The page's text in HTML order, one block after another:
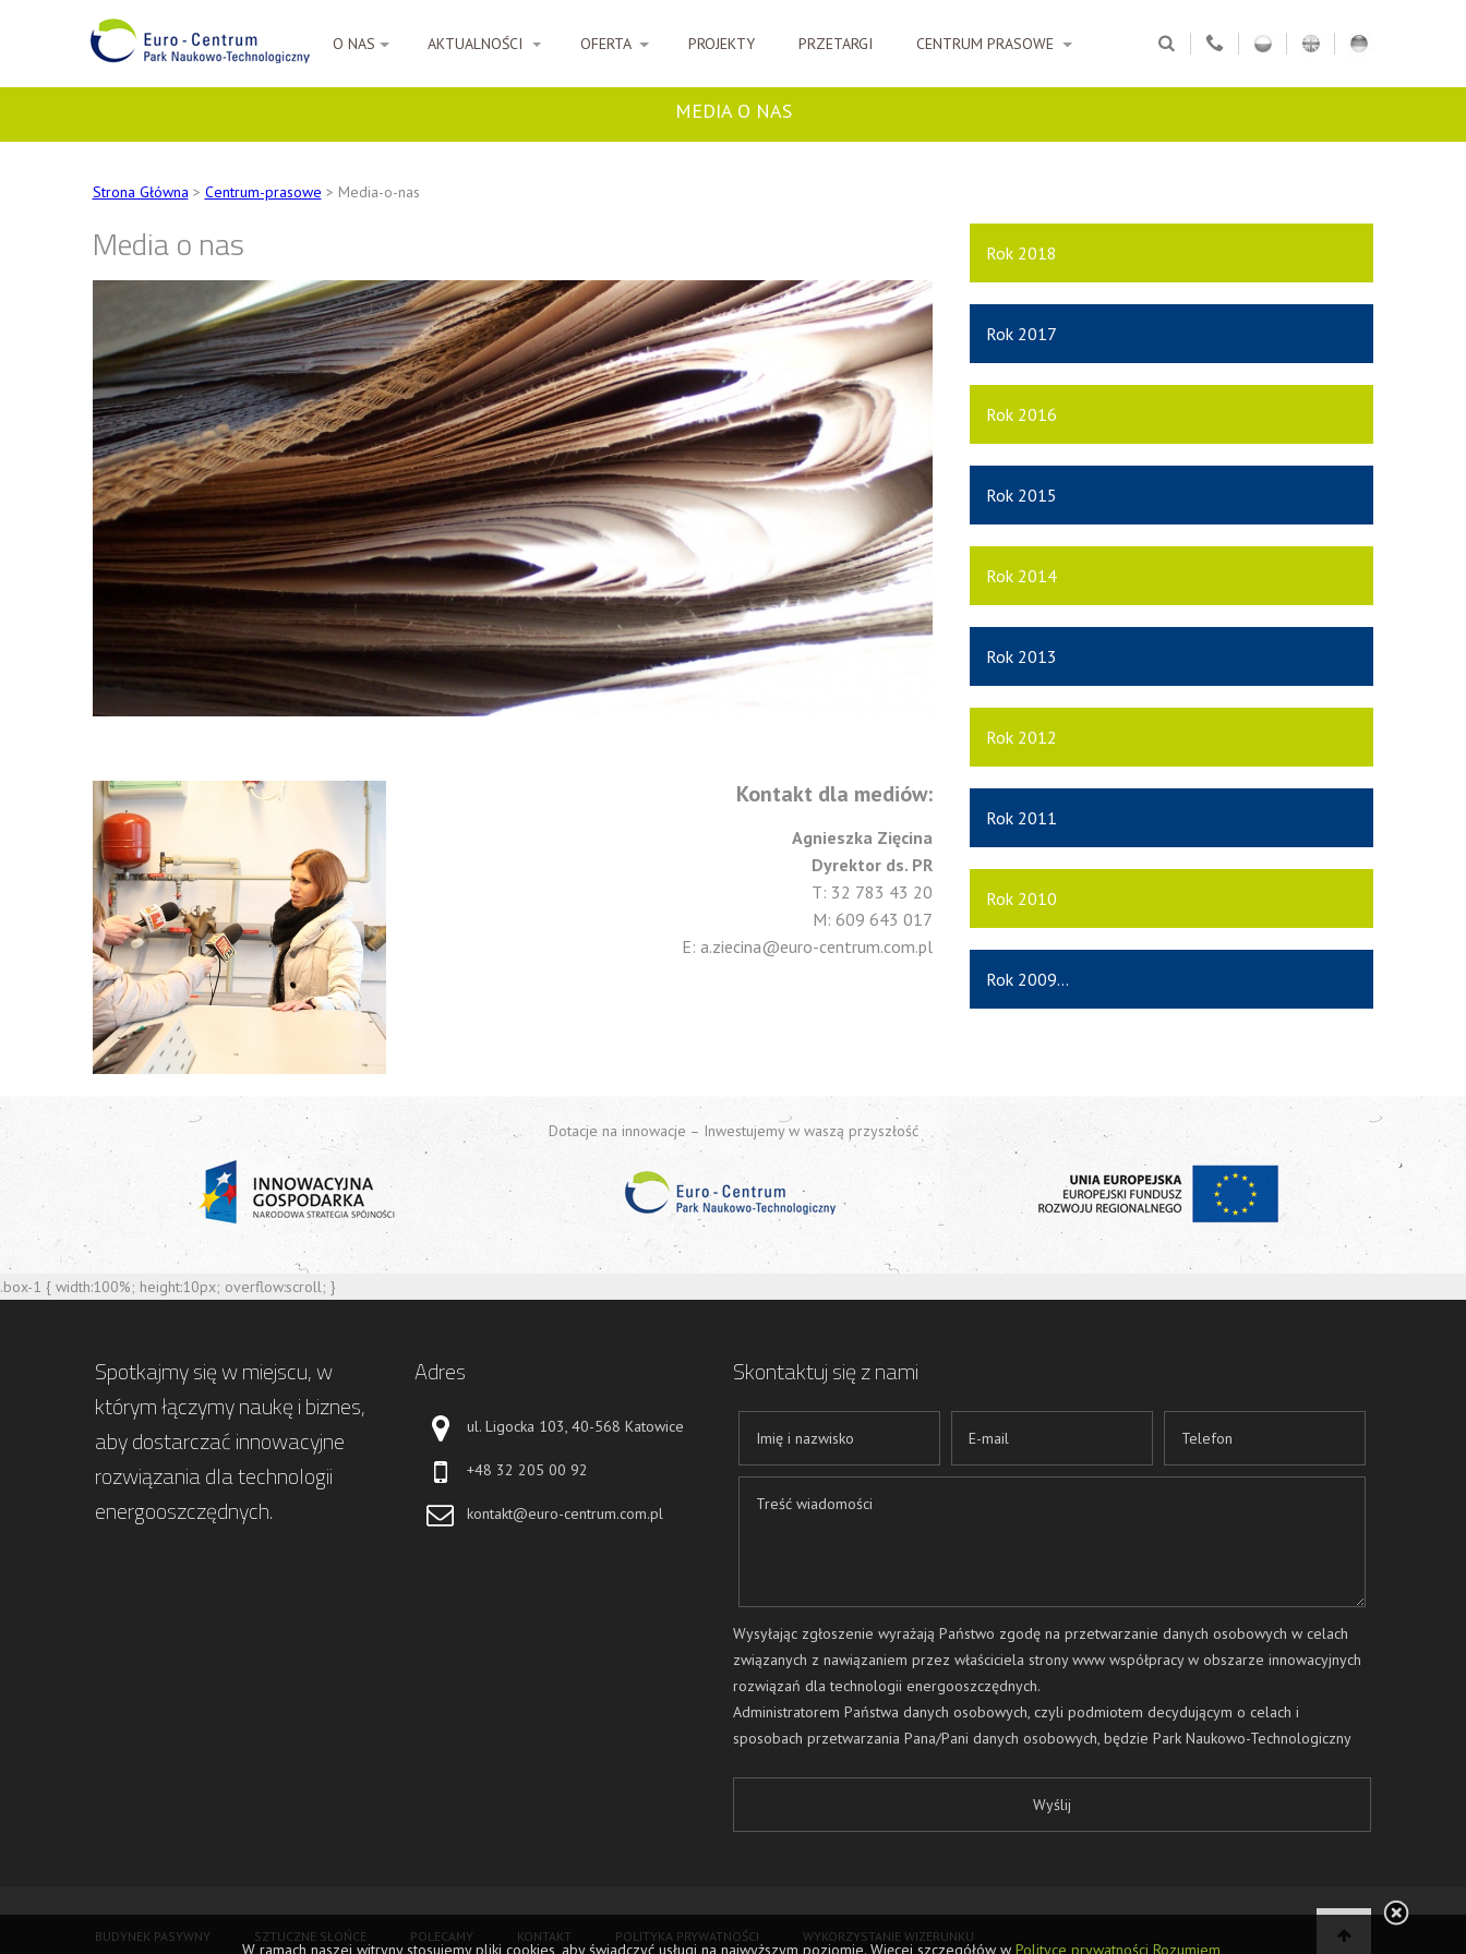
W ramach naszej witryny stosujemy pliki cookies, aby świadczyć usługi na najwyższym poziomie. Więcej szczegółów w Polityce prywatności Rozumiem
O NAS AKTUALNOŚCI OFERTA PROJEKTY PRZETARGI CENTRUM PRASOWE
MEDIA O NAS
Strona Główna > Centrum-prasowe > Media-o-nas
Media o nas
Kontakt dla mediów:
Agnieszka Zięcina
Dyrektor ds. PR
T: 32 783 43 20
M: 609 643 017
E: a.ziecina@euro-centrum.com.pl
Rok 2018
Rok 2017
Rok 2016
Rok 2015
Rok 2014
Rok 2013
Rok 2012
Rok 2011
Rok 2010
Rok 2009...
Dotacje na innowacje – Inwestujemy w waszą przyszłość
.box-1 { width:100%; height:10px; overflow:scroll; }
Spotkajmy się w miejscu, w
którym łączymy naukę i biznes,
aby dostarczać innowacyjne
rozwiązania dla technologii
energooszczędnych.
Adres
ul. Ligocka 103, 40-568 Katowice
+48 32 205 00 92
kontakt@euro-centrum.com.pl
Skontaktuj się z nami
Wysyłając zgłoszenie wyrażają Państwo zgodę na przetwarzanie danych osobowych w celach
związanych z nawiązaniem przez właściciela strony www współpracy w obszarze innowacyjnych
rozwiązań dla technologii energooszczędnych.
Administratorem Państwa danych osobowych, czyli podmiotem decydującym o celach i
sposobach przetwarzania Pana/Pani danych osobowych, będzie Park Naukowo-Technologiczny
Powołaliśmy Inspektora Ochrony Danych, z którym można się skontaktować poprzez e-mail:
osobowych, ich zmiany (w tym aktualizacji), a także pozostałe prawa opisane w klauzuli
BUDYNEK PASYWNY SZTUCZNE SŁOŃCE POLECAMY KONTAKT POLITYKA PRYWATNOŚCI WYKORZYSTANIE WIZERUNKU